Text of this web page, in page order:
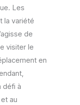
Les
la variété
de
visiter le
en
défi à
au